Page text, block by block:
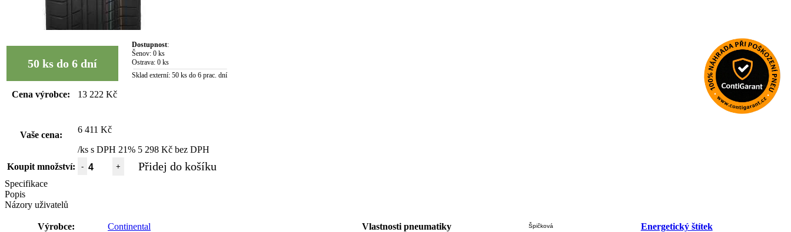
50 ks do 6 dní
Dostupnost:
Šenov: 0 ks
Ostrava: 0 ks
Sklad externí: 50 ks do 6 prac. dní
Cena výrobce: 13 222 Kč
Vaše cena:
6 411 Kč
/ks s DPH 21% 5 298 Kč bez DPH
Koupit množství:
- + Přidej do košíku
Specifikace
Popis
Názory uživatelů
Výrobce:
Continental
Vlastnosti pneumatiky
Energetický štítek
Špičková